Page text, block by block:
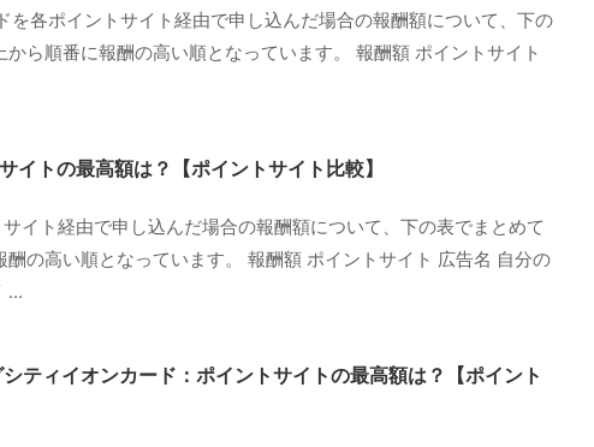
を各ポイントサイト経由で申し込んだ場合の報酬額について、下の
ら順番に報酬の高い順となっています。 報酬額 ポイントサイト
イトの最高額は？【ポイントサイト比較】
イト経由で申し込んだ場合の報酬額について、下の表でまとめて
の高い順となっています。 報酬額 ポイントサイト 広告名 自分の
...
ティイオンカード：ポイントサイトの最高額は？【ポイント